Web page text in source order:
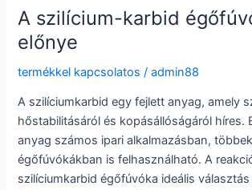
a
hatékonyság
fokozása:
Alumínium-
kerámia
gyártásáról
szóló
részletes
útmutatót
A szilícium-karbid
előnye
termékkel kapcsolatos /admin88
A szilíciumkarbid egy fejlett anyag, amely
hőstabilitásáról és kopásállóságáról híres.
anyag számos ipari alkalmazásban,
égőfúvókákban is felhasználható. A
szilíciumkarbid égőfúvóka ideális